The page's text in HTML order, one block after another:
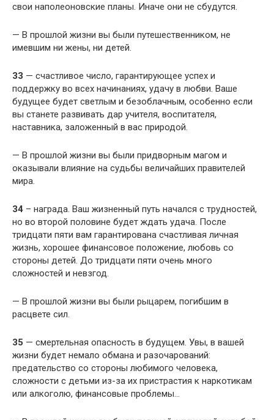
свои наполеоновские планы. Иначе они не сбудутся.
— В прошлой жизни вы были путешественником, не
имевшим ни жены, ни детей.
33 — счастливое число, гарантирующее успех и
поддержку во всех начинаниях, удачу в любви. Ваше
будущее будет светлым и безоблачным, особенно если
вы станете развивать дар учителя, воспитателя,
наставника, заложенный в вас природой.
— В прошлой жизни вы были придворным магом и
оказывали влияние на судьбы величайших правителей
мира.
34 – награда. Ваш жизненный путь начался с трудностей,
но во второй половине будет ждать удача. После
тридцати пяти вам гарантирована счастливая личная
жизнь, хорошее финансовое положение, любовь со
стороны детей. До тридцати пяти очень много
сложностей и невзгод.
— В прошлой жизни вы были рыцарем, погибшим в
расцвете сил.
35 — смертельная опасность в будущем. Увы, в вашей
жизни будет немало обмана и разочарований:
предательство со стороны любимого человека,
сложности с детьми из-за их пристрастия к наркотикам
или алкоголю, финансовые проблемы…